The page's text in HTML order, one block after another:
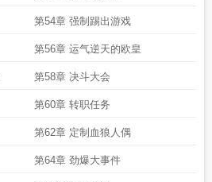
第54章 强制踢出游戏
第56章 运气逆天的欧皇
第58章 决斗大会
第60章 转职任务
第62章 定制血狼人偶
第64章 劲爆大事件